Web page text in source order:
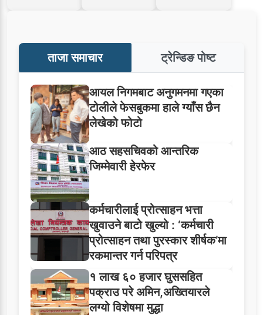
ताजा समाचार ट्रेन्डिङ पोष्ट
आयल निगमबाट अनुगमनमा गएका
टोलीले फेसबुकमा हाले ग्याँस छैन
लेखेको फोटो
आठ सहसचिवको आन्तरिक
जिम्मेवारी हेरफेर
कर्मचारीलाई प्रोत्साहन भत्ता
खुवाउने बाटो खुल्यो : ‘कर्मचारी
प्रोत्साहन तथा पुरस्कार शीर्षक’मा
रकमान्तर गर्न परिपत्र
१ लाख ६० हजार घुससहित
पक्राउ परे अमिन,अख्तियारले
लग्यो विशेषमा मुद्धा